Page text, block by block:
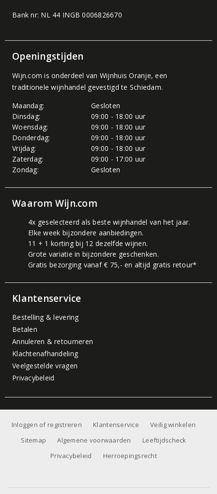
Bank nr: NL 44 INGB 0006826670
Openingstijden
Wijn.com is onderdeel van Wijnhuis Oranje, een
traditionele wijnhandel gevestigd te Schiedam.
Maandag:
Gesloten
Dinsdag:
09:00 - 18:00 uur
Woensdag:
09:00 - 18:00 uur
Donderdag:
09:00 - 18:00 uur
Vrijdag:
09:00 - 18:00 uur
Zaterdag:
09:00 - 17:00 uur
Zondag:
Gesloten
Waarom Wijn.com
4x geselecteerd als beste wijnhandel van het jaar.
Elke week bijzondere aanbiedingen.
11 + 1 korting bij 12 dezelfde wijnen.
Grote variatie in bijzondere geschenken.
Gratis bezorging vanaf € 75,- en altijd gratis retour*
Klantenservice
Bestelling & levering
Betalen
Annuleren & retourneren
Klachtenafhandeling
Veelgestelde vragen
Privacybeleid
Inloggen of registreren Klantenservice
Veilig winkelen
Sitemap
Algemene voorwaarden
Leeftijdscheck
Privacybeleid
Herroepingsrecht